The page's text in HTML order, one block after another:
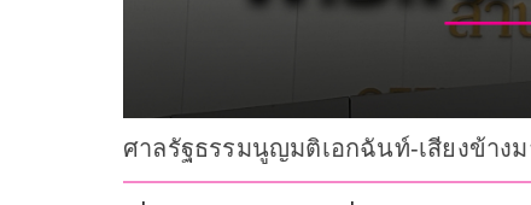
ศาลรัฐธรรมนูญมติเอกฉันท์-เสียงข้าง